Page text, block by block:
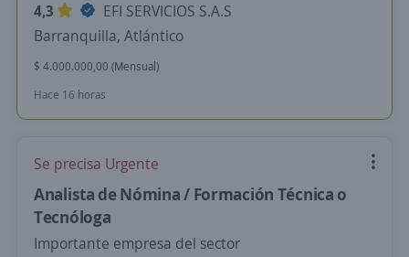
4,3
EFI SERVICIOS S.A.S
Barranquilla, Atlántico
$ 4.000.000,00 (Mensual)
Hace 16 horas
Se precisa Urgente
Analista de Nómina / Formación Técnica o
Tecnóloga
Importante empresa del sector